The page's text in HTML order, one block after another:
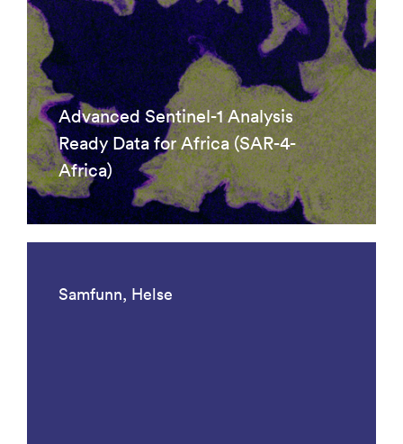
Advanced Sentinel-1 Analysis
Ready Data for Africa (SAR-4-
Africa)
Samfunn, Helse